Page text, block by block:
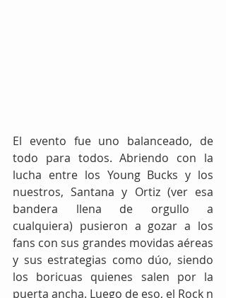
El evento fue uno balanceado, de
todo para todos. Abriendo con la
lucha entre los Young Bucks y los
nuestros, Santana y Ortiz (ver esa
bandera llena de orgullo a
cualquiera) pusieron a gozar a los
fans con sus grandes movidas aéreas
y sus estrategias como dúo, siendo
los boricuas quienes salen por la
puerta ancha. Luego de eso, el Rock n